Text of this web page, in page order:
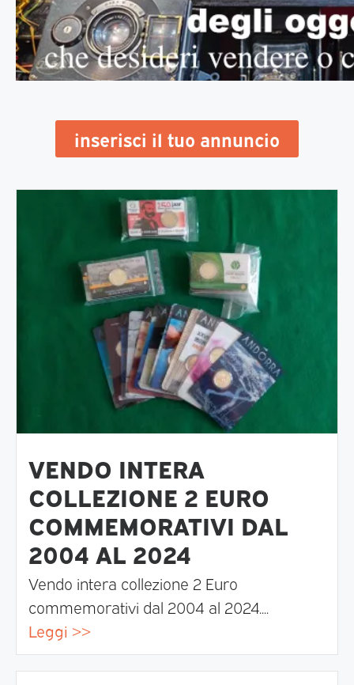
inserisci il tuo annuncio
VENDO INTERA
COLLEZIONE 2 EURO
COMMEMORATIVI DAL
2004 AL 2024
Vendo intera collezione 2 Euro
commemorativi dal 2004 al 2024....
Leggi >>